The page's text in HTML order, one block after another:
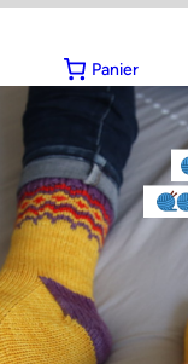
Panier